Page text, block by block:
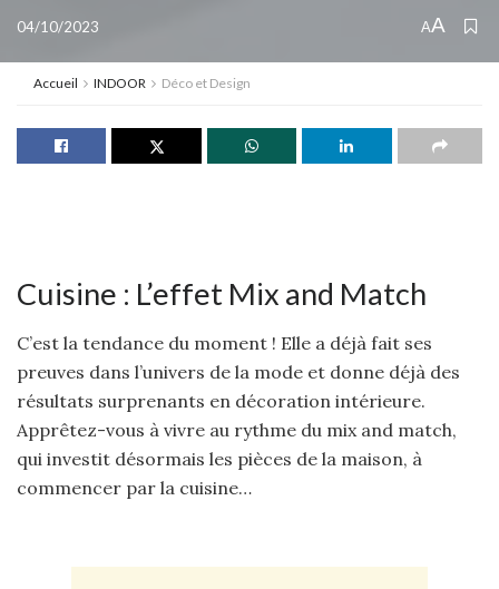
04/10/2023 AA
Accueil INDOOR Déco et Design
Cuisine : L’effet Mix and Match
C’est la tendance du moment ! Elle a déjà fait ses
preuves dans l’univers de la mode et donne déjà des
résultats surprenants en décoration intérieure.
Apprêtez-vous à vivre au rythme du mix and match,
qui investit désormais les pièces de la maison, à
commencer par la cuisine…